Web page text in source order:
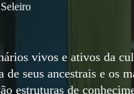
vivos e ativos da
de seus ancestrais e os
estruturas de